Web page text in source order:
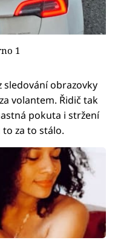
1
sledování obrazovky
volantem. Řidič tak
pokuta i stržení
za to stálo.